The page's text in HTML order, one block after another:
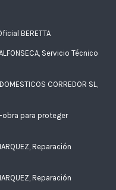
BERETTA
Servicio Técnico
CORREDOR SL,
para proteger
Reparación
Reparación